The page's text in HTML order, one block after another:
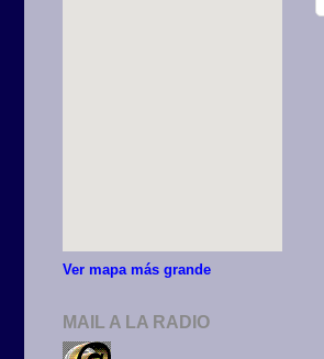
Ver mapa más grande
MAIL A LA RADIO